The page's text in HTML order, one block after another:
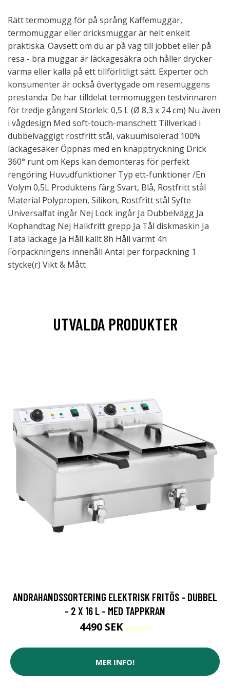
Rätt termomugg för på språng Kaffemuggar,
termomuggar eller dricksmuggar är helt enkelt
praktiska. Oavsett om du är på väg till jobbet eller på
resa - bra muggar är läckagesäkra och håller drycker
varma eller kalla på ett tillförlitligt sätt. Experter och
konsumenter är också övertygade om resemuggens
prestanda: De har tilldelat termomuggen testvinnaren
för tredje gången! Storlek: 0,5 L (Ø 8,3 x 24 cm) Nu även
i vågdesign Med soft-touch-manschett Tillverkad i
dubbelväggigt rostfritt stål, vakuumisolerad 100%
läckagesäker Öppnas med en knapptryckning Drick
360° runt om Keps kan demonteras för perfekt
rengöring Huvudfunktioner Typ ett-funktioner /En
Volym 0,5L Produktens färg Svart, Blå, Rostfritt stål
Material Polypropen, Silikon, Rostfritt stål Syfte
Universalfat ingår Nej Lock ingår Ja Dubbelvägg Ja
Kophandtag Nej Halkfritt grepp Ja Tål diskmaskin Ja
Täta läckage Ja Håll kallt 8h Håll varmt 4h
Förpackningens innehåll Antal per förpackning 1
stycke(r) Vikt & Mått
UTVALDA PRODUKTER
ANDRAHANDSSORTERING ELEKTRISK FRITÖS - DUBBEL
- 2 X 16 L - MED TAPPKRAN
4490 SEK5499 SEK
MER INFO!